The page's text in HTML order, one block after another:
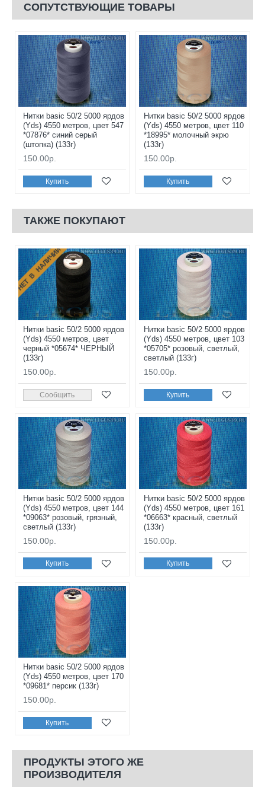
СОПУТСТВУЮЩИЕ ТОВАРЫ
Нитки basic 50/2 5000 ярдов
(Yds) 4550 метров, цвет 547
*07876* синий серый
(штопка) (133г)
150.00р.
Купить
Нитки basic 50/2 5000 ярдов
(Yds) 4550 метров, цвет 110
*18995* молочный экрю
(133г)
150.00р.
Купить
ТАКЖЕ ПОКУПАЮТ
НЕТ В НАЛИЧИИ
Нитки basic 50/2 5000 ярдов
(Yds) 4550 метров, цвет
черный *05674* ЧЕРНЫЙ
(133г)
150.00р.
Сообщить
Нитки basic 50/2 5000 ярдов
(Yds) 4550 метров, цвет 103
*05705* розовый, светлый,
светлый (133г)
150.00р.
Купить
Нитки basic 50/2 5000 ярдов
(Yds) 4550 метров, цвет 144
*09063* розовый, грязный,
светлый (133г)
150.00р.
Купить
Нитки basic 50/2 5000 ярдов
(Yds) 4550 метров, цвет 161
*06663* красный, светлый
(133г)
150.00р.
Купить
Нитки basic 50/2 5000 ярдов
(Yds) 4550 метров, цвет 170
*09681* персик (133г)
150.00р.
Купить
ПРОДУКТЫ ЭТОГО ЖЕ
ПРОИЗВОДИТЕЛЯ